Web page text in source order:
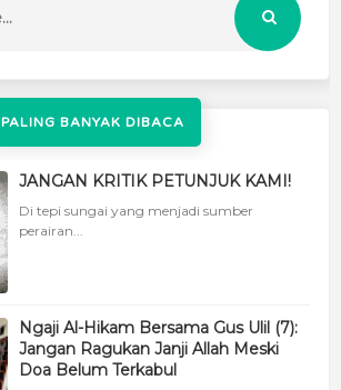
PALING BANYAK DIBACA
JANGAN KRITIK PETUNJUK KAMI!
Di tepi sungai yang menjadi sumber
perairan...
Ngaji Al-Hikam Bersama Gus Ulil (7):
Jangan Ragukan Janji Allah Meski
Doa Belum Terkabul